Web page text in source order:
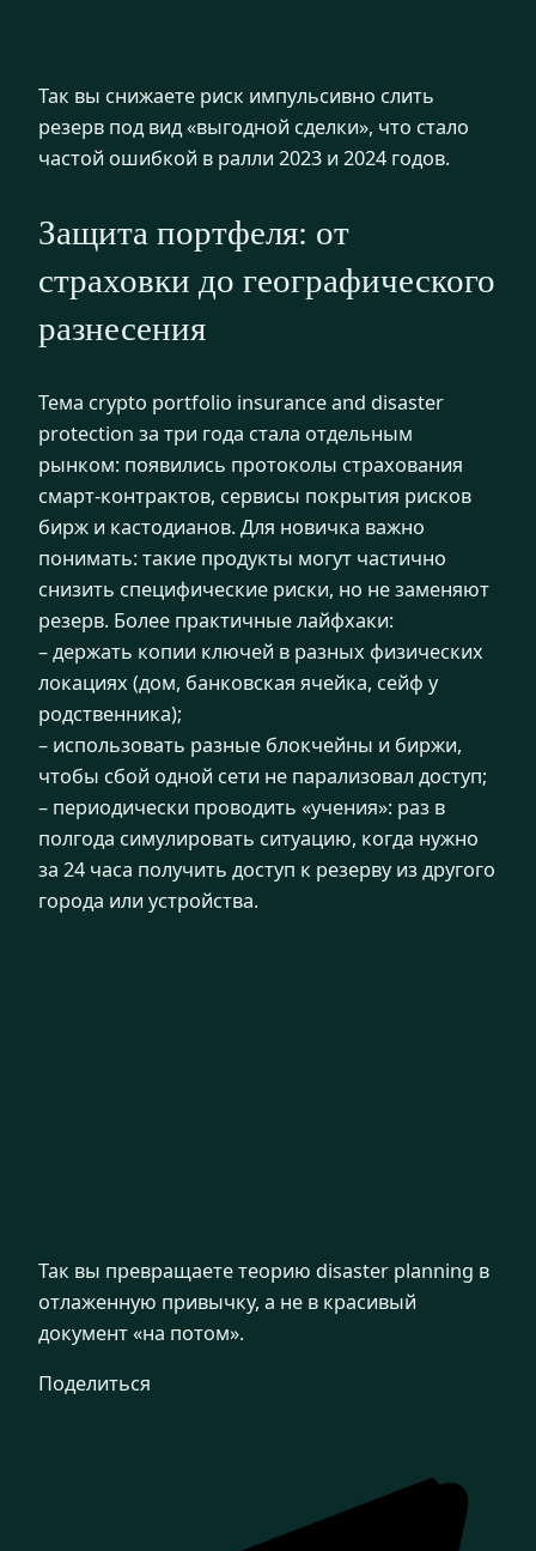
Так вы снижаете риск импульсивно слить
резерв под вид «выгодной сделки», что стало
частой ошибкой в ралли 2023 и 2024 годов.
Защита портфеля: от
страховки до географического
разнесения
Тема crypto portfolio insurance and disaster
protection за три года стала отдельным
рынком: появились протоколы страхования
смарт-контрактов, сервисы покрытия рисков
бирж и кастодианов. Для новичка важно
понимать: такие продукты могут частично
снизить специфические риски, но не заменяют
резерв. Более практичные лайфхаки:
– держать копии ключей в разных физических
локациях (дом, банковская ячейка, сейф у
родственника);
– использовать разные блокчейны и биржи,
чтобы сбой одной сети не парализовал доступ;
– периодически проводить «учения»: раз в
полгода симулировать ситуацию, когда нужно
за 24 часа получить доступ к резерву из другого
города или устройства.
Так вы превращаете теорию disaster planning в
отлаженную привычку, а не в красивый
документ «на потом».
Поделиться